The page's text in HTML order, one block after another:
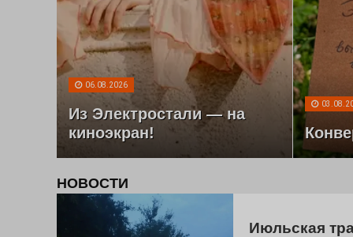
06.08.2026
Из Электростали — на
киноэкран!
НОВОСТИ
Июльская